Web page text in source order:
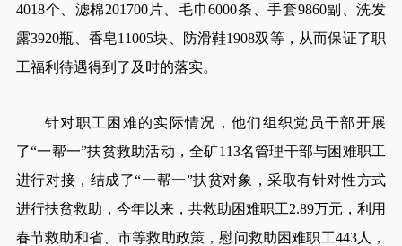
4018个、滤棉201700片、毛巾6000条、手套9860副、洗发
露3920瓶、香皂11005块、防滑鞋1908双等，从而保证了职
工福利待遇得到了及时的落实。
针对职工困难的实际情况，他们组织党员干部开展
了“一帮一”扶贫救助活动，全矿113名管理干部与困难职工
进行对接，结成了“一帮一”扶贫对象，采取有针对性方式
进行扶贫救助，今年以来，共救助困难职工2.89万元，利用
春节救助和省、市等救助政策，慰问救助困难职工443人，